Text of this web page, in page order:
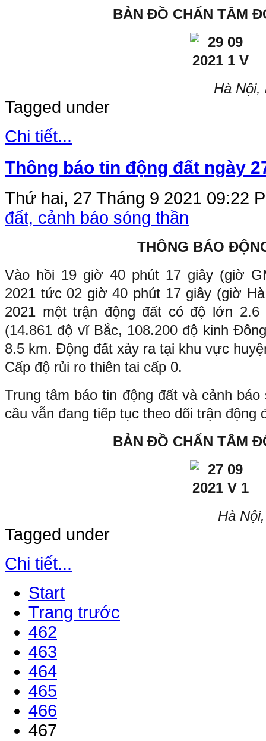
BẢN ĐỒ CHẤN TÂM
Hà
Tagged under
Chi tiết...
Thông báo tin động đất ngày
Thứ hai, 27 Tháng 9 2021 09:22
đất, cảnh báo sóng thần
THÔNG BÁO
Vào hồi 19 giờ40 phút 17 giây (giờ
2021 tức 02 giờ40 phút 17 giây (giờ
2021 một trận động đất có độ lớn 2.6
(14.861 độ vĩ Bắc, 108.200 độ kinh
8.5 km. Động đất xảy ra tại khu vực
Cấp độ rủi ro thiên tai cấp 0.
Trung tâm báo tin động đất và cảnh
cầu vẫn đang tiếp tục theo dõi trận động
BẢN ĐỒ CHẤN TÂM
Hà
Tagged under
Chi tiết...
Start
Trang trước
462
463
464
465
466
467